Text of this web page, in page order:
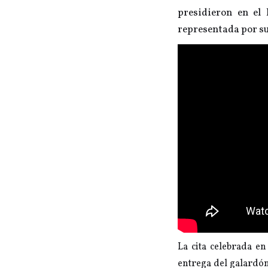
presidieron en el
representada por
La cita celebrada
entrega del